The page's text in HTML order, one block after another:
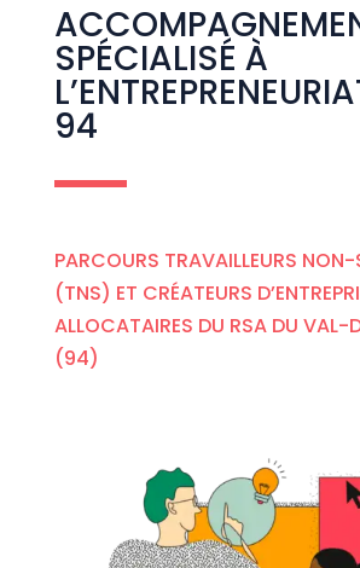
SPÉCIALISÉ À
94
PARCOURS TRAVAILLEURS NON-
(TNS) ET CRÉATEURS
ALLOCATAIRES DU RSA DU VAL-
(94)